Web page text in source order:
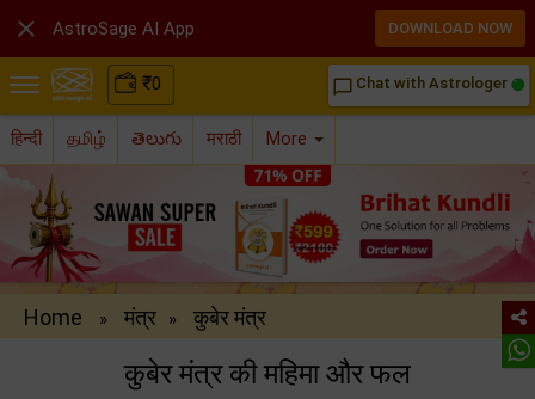
₹0 chat_bubble_outline Chat with Astrologer
हिन्दी தமிழ் తెలుగు मराठी More
Home » मंत्र » कुबेर मंत्र
कुबेर मंत्र की महिमा और फल
 AstroSage AI App DOWNLOAD NOW